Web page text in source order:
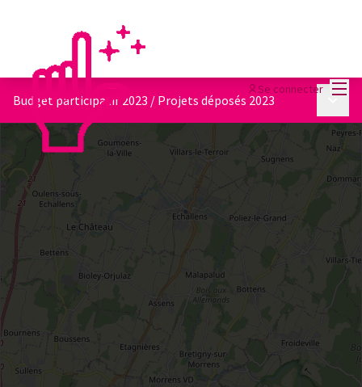
Se connecter
Budget participatif 2023 / Projets déposés 2023